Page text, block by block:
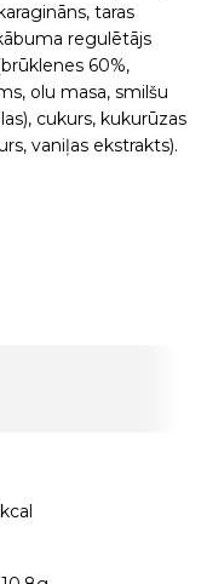
taras
regulētājs
60%,
olu masa, smilšu
cukurs, kukurūzas
vaniļas ekstrakts).